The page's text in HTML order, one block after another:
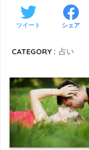
ツイート シェア
CATEGORY : 占い